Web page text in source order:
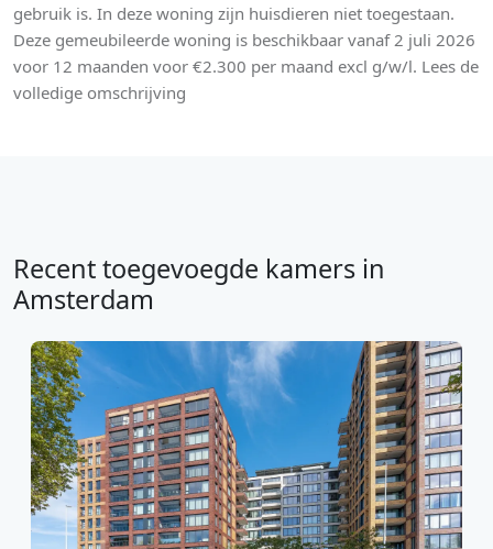
gebruik is. In deze woning zijn huisdieren niet toegestaan.
Deze gemeubileerde woning is beschikbaar vanaf 2 juli 2026
voor 12 maanden voor €2.300 per maand excl g/w/l. Lees de
volledige omschrijving
Recent toegevoegde kamers in
Amsterdam